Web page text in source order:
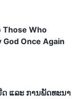
ຮົາທີ່ສົງໄສວ່າ
ບໍ່, ຢ່າວ່າແຕ່ຄົນ
ວາມຖືກຕ້ອງໃນທຸກ
ມາດຮູ້ຈັກ
າງປະເພດໃດທີ່
ຈະສະແຫວງຫາ ຫຼື
Those Who
God Once Again
ດ ແລະ ການພັດທະນາ